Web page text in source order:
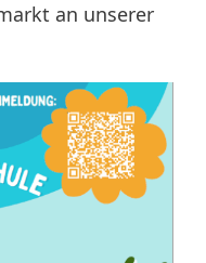
an unserer